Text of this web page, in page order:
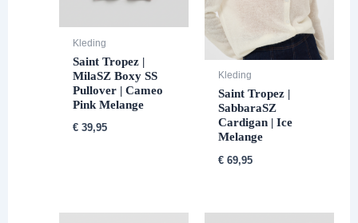
Kleding
Saint Tropez |
MilaSZ Boxy SS
Pullover | Cameo
Pink Melange
€ 39,95
Kleding
Saint Tropez |
SabbaraSZ
Cardigan | Ice
Melange
€ 69,95